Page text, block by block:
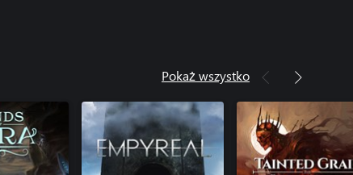
Pokaż wszystko